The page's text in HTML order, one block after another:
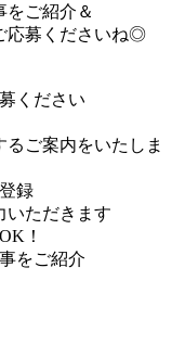
をご紹介＆
応募くださいね◎
ください
ご案内をいたしま
録
ただきます
！
をご紹介